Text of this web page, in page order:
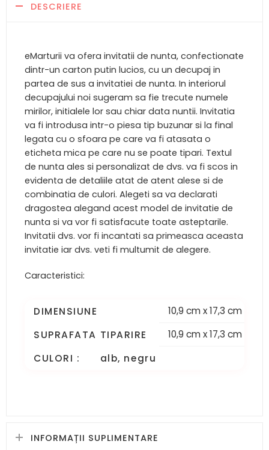
DESCRIERE
eMarturii va ofera invitatii de nunta, confectionate
dintr-un carton putin lucios, cu un decupaj in
partea de sus a invitatiei de nunta. In interiorul
decupajului noi sugeram sa fie trecute numele
mirilor, initialele lor sau chiar data nuntii. Invitatia
va fi introdusa intr-o piesa tip buzunar si la final
legata cu o sfoara pe care va fi atasata o
eticheta mica pe care nu se poate tipari. Textul
de nunta ales si personalizat de dvs. va fi scos in
evidenta de detaliile atat de atent alese si de
combinatia de culori. Alegeti sa va declarati
dragostea alegand acest model de invitatie de
nunta si va vor fi satisfacute toate asteptarile.
Invitatii dvs. vor fi incantati sa primeasca aceasta
invitatie iar dvs. veti fi multumit de alegere.
Caracteristici:
DIMENSIUNE
10,9 cm x 17,3 cm
SUPRAFATA TIPARIRE
10,9 cm x 17,3 cm
CULORI : alb, negru
INFORMAȚII SUPLIMENTARE